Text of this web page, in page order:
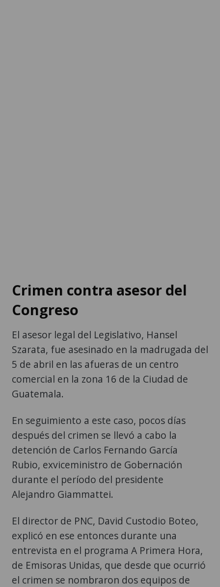
Crimen contra asesor del
Congreso
El asesor legal del Legislativo, Hansel
Szarata, fue asesinado en la madrugada del
5 de abril en las afueras de un centro
comercial en la zona 16 de la Ciudad de
Guatemala.
En seguimiento a este caso, pocos días
después del crimen se llevó a cabo la
detención de Carlos Fernando García
Rubio, exviceministro de Gobernación
durante el período del presidente
Alejandro Giammattei.
El director de PNC, David Custodio Boteo,
explicó en ese entonces durante una
entrevista en el programa A Primera Hora,
de Emisoras Unidas, que desde que ocurrió
el crimen se nombraron dos equipos de